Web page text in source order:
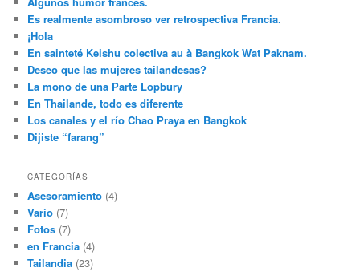
Es realmente asombroso ver retrospectiva Francia.
¡Hola
En sainteté Keishu colectiva au à Bangkok Wat Paknam.
Deseo que las mujeres tailandesas?
La mono de una Parte Lopbury
En Thailande, todo es diferente
Los canales y el río Chao Praya en Bangkok
Dijiste “farang”
CATEGORÍAS
Asesoramiento (4)
Vario (7)
Fotos (7)
en Francia (4)
Tailandia (23)